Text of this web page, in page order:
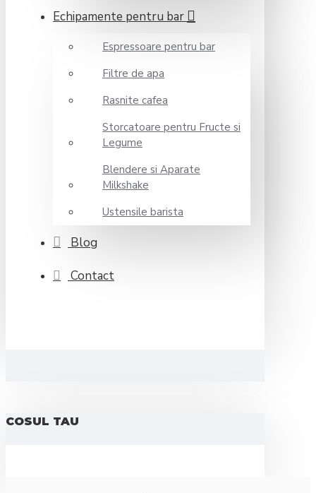
Echipamente pentru bar
Espressoare pentru bar
Filtre de apa
Rasnite cafea
Storcatoare pentru Fructe si
Legume
Blendere si Aparate
Milkshake
Ustensile barista
Blog
Contact
COSUL TAU